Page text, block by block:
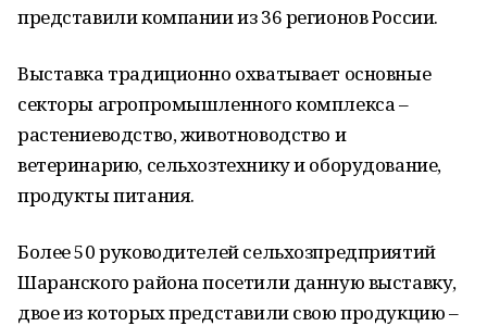
представили компании из 36 регионов России.
Выставка традиционно охватывает основные
секторы агропромышленного комплекса –
растениеводство, животноводство и
ветеринарию, сельхозтехнику и оборудование,
продукты питания.
Более 50 руководителей сельхозпредприятий
Шаранского района посетили данную выставку,
двое из которых представили свою продукцию –